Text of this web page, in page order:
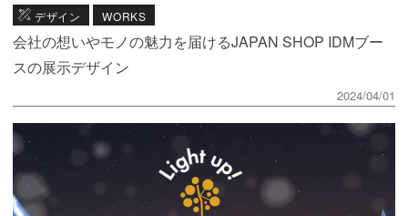
デザイン WORKS
会社の想いやモノの魅力を届けるJAPAN SHOP IDMブー
スの展示デザイン
2024/04/01